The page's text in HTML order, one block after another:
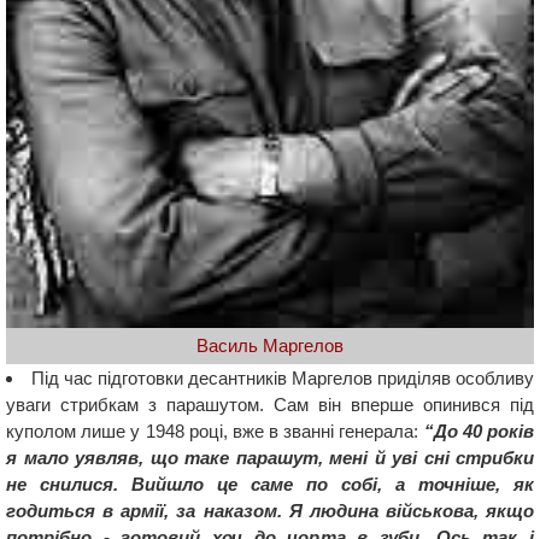
Василь Маргелов
Під час підготовки десантників Маргелов приділяв особливу
уваги стрибкам з парашутом. Сам він вперше опинився під
куполом лише у 1948 році, вже в званні генерала: “До 40 років
я мало уявляв, що таке парашут, мені й уві сні стрибки
не снилися. Вийшло це саме по собі, а точніше, як
годиться в армії, за наказом. Я людина військова, якщо